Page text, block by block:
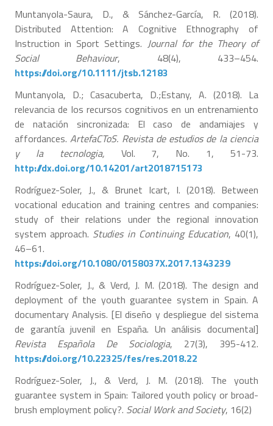
Muntanyola-Saura, D., & Sánchez-García, R. (2018).
Distributed Attention: A Cognitive Ethnography of
Instruction in Sport Settings. Journal for the Theory of
Social Behaviour, 48(4), 433–454.
https://doi.org/10.1111/jtsb.12183
Muntanyola, D.; Casacuberta, D.;Estany, A. (2018). La
relevancia de los recursos cognitivos en un entrenamiento
de natación sincronizada: El caso de andamiajes y
affordances.ArtefaCToS. Revista de estudios de la ciencia
y la tecnologia, Vol. 7, No. 1, 51-73.
http://dx.doi.org/10.14201/art2018715173
Rodríguez-Soler, J., & Brunet Icart, I. (2018). Between
vocational education and training centres and companies:
study of their relations under the regional innovation
system approach. Studies in Continuing Education, 40(1),
46–61.
https://doi.org/10.1080/0158037X.2017.1343239
Rodríguez-Soler, J., & Verd, J. M. (2018). The design and
deployment of the youth guarantee system in Spain. A
documentary Analysis. [El diseño y despliegue del sistema
de garantía juvenil en España. Un análisis documental]
Revista Española De Sociologia, 27(3), 395-412.
https://doi.org/10.22325/fes/res.2018.22
Rodríguez-Soler, J., & Verd, J. M. (2018). The youth
guarantee system in Spain: Tailored youth policy or broad-
brush employment policy?. Social Work and Society, 16(2)